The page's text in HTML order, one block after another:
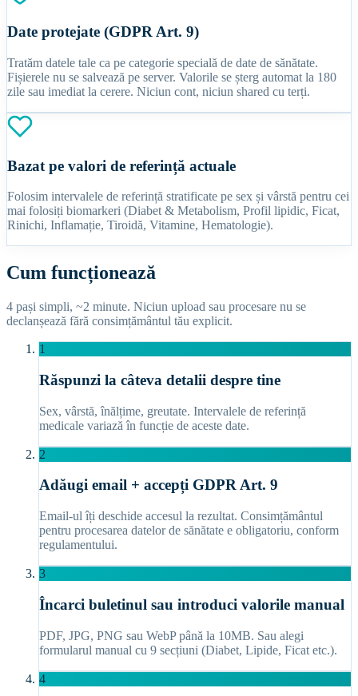
Date protejate (GDPR Art. 9)
Tratăm datele tale ca pe categorie specială de date de sănătate.
Fișierele nu se salvează pe server. Valorile se șterg automat la 180
zile sau imediat la cerere. Niciun cont, niciun shared cu terți.
Bazat pe valori de referință actuale
Folosim intervalele de referință stratificate pe sex și vârstă pentru cei
mai folosiți biomarkeri (Diabet & Metabolism, Profil lipidic, Ficat,
Rinichi, Inflamație, Tiroidă, Vitamine, Hematologie).
Cum funcționează
4 pași simpli, ~2 minute. Niciun upload sau procesare nu se
declanșează fără consimțământul tău explicit.
1
Răspunzi la câteva detalii despre tine
Sex, vârstă, înălțime, greutate. Intervalele de referință
medicale variază în funcție de aceste date.
2
Adăugi email + accepți GDPR Art. 9
Email-ul îți deschide accesul la rezultat. Consimțământul
pentru procesarea datelor de sănătate e obligatoriu, conform
regulamentului.
3
Încarci buletinul sau introduci valorile manual
PDF, JPG, PNG sau WebP până la 10MB. Sau alegi
formularul manual cu 9 secțiuni (Diabet, Lipide, Ficat etc.).
4